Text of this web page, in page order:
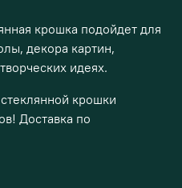
крошка подойдет для
декора картин,
идеях.
крошки
Доставка по